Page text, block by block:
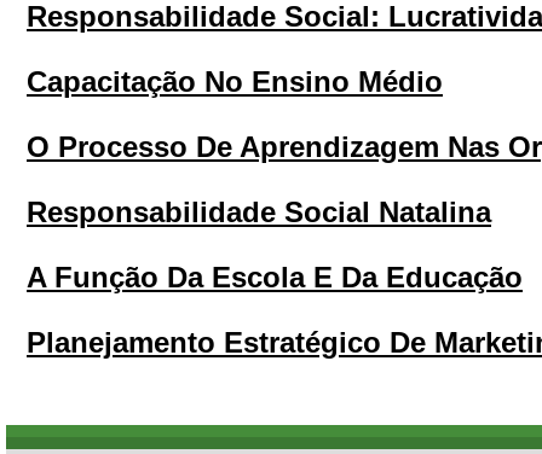
Responsabilidade Social:
Capacitação No Ensino Médio
O Processo De Aprendizagem Nas
Responsabilidade Social Natalina
A Função Da Escola E Da Educação
Planejamento Estratégico De